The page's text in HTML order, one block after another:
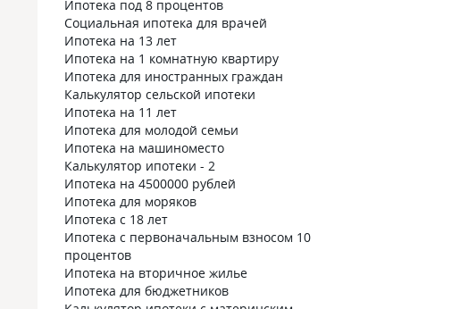
Ипотека под 8 процентов
Социальная ипотека для врачей
Ипотека на 13 лет
Ипотека на 1 комнатную квартиру
Ипотека для иностранных граждан
Калькулятор сельской ипотеки
Ипотека на 11 лет
Ипотека для молодой семьи
Ипотека на машиноместо
Калькулятор ипотеки - 2
Ипотека на 4500000 рублей
Ипотека для моряков
Ипотека с 18 лет
Ипотека с первоначальным взносом 10
процентов
Ипотека на вторичное жилье
Ипотека для бюджетников